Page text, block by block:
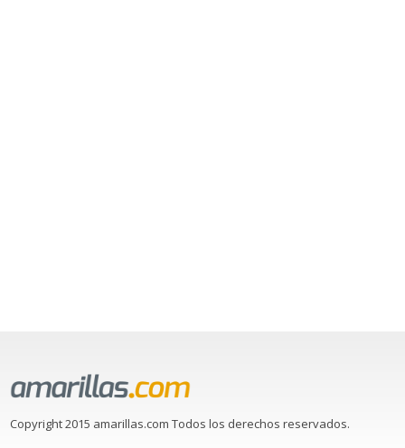
Copyright 2015 amarillas.com Todos los derechos reservados.